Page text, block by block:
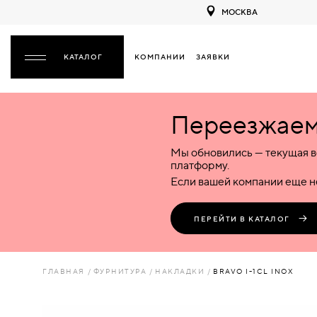
МОСКВА
КОМПАНИИ ЗАЯВКИ
НАЗАД
ПЛАСТИКОВЫЕ
Межкомнатные
Деревянные
Пластиковые
Комбинированные
Входные
Металлические
Пластиковые
Стеклянные
Комбинированные
Специализированные
Металлические
Пластиковые
Стеклянные
Комбинированные
Мы обновились — текущая
платформу.
Если вашей компании еще
ПЕРЕЙТИ В КАТАЛОГ
ГЛАВНАЯ ФУРНИТУРА НАКЛАДКИ BRAVO I-1CL INOX